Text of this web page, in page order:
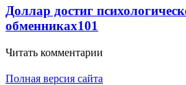
Доллар достиг
обменниках101
Читать комментарии
Полная версия сайта